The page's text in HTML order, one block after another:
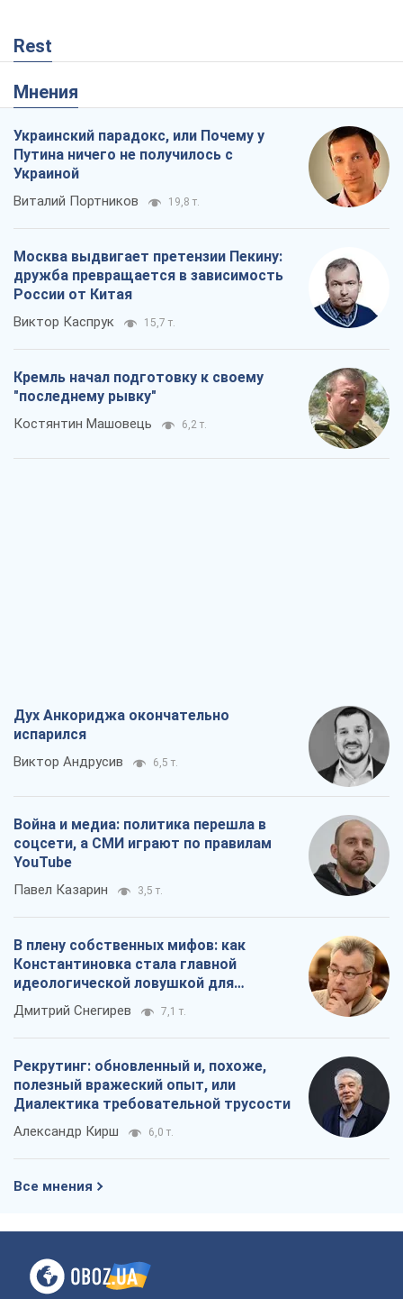
Rest
Мнения
Украинский парадокс, или Почему у
Путина ничего не получилось с
Украиной
Виталий Портников 19,8 т.
Москва выдвигает претензии Пекину:
дружба превращается в зависимость
России от Китая
Виктор Каспрук 15,7 т.
Кремль начал подготовку к своему
"последнему рывку"
Костянтин Машовець 6,2 т.
Дух Анкориджа окончательно
испарился
Виктор Андрусив 6,5 т.
Война и медиа: политика перешла в
соцсети, а СМИ играют по правилам
YouTube
Павел Казарин 3,5 т.
В плену собственных мифов: как
Константиновка стала главной
идеологической ловушкой для
российских оккупантов
Дмитрий Снегирев 7,1 т.
Рекрутинг: обновленный и, похоже,
полезный вражеский опыт, или
Диалектика требовательной трусости
Александр Кирш 6,0 т.
Все мнения